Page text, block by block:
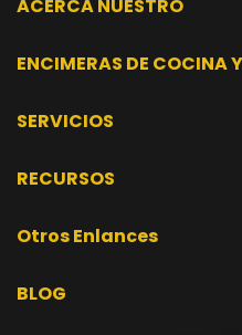
ACERCA NUESTRO
ENCIMERAS DE COCINA
SERVICIOS
RECURSOS
Otros Enlances
BLOG